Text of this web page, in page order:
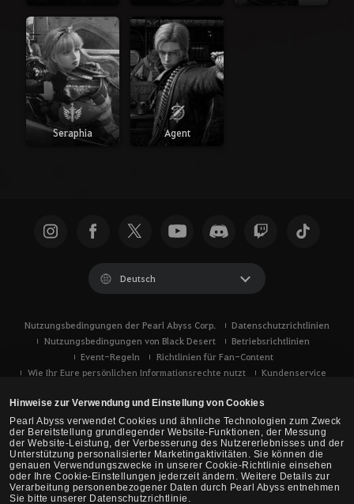
Hinweise zur Verwendung und Einstellung von Cookies
Pearl Abyss verwendet Cookies und ähnliche Technologien zum Zweck
der Bereitstellung grundlegender Website-Funktionen, der Messung
der Website-Leistung, der Verbesserung des Nutzererlebnisses und der
Unterstützung personalisierter Marketingaktivitäten. Sie können die
genauen Verwendungszwecke in unserer Cookie-Richtlinie einsehen
oder Ihre Cookie-Einstellungen jederzeit ändern. Weitere Details zur
Verarbeitung personenbezogener Daten durch Pearl Abyss entnehmen
Sie bitte unserer Datenschutzrichtlinie.
Seraphia Agent
Deutsch
Nutzungsbedingungen der Pearl Abyss Corp.
Datenschutzrichtlinien
Nutzungsbedingungen von Black Desert
Betriebsrichtlinien
Event-Regeln
Richtlinien für Fan-Content
Wie Ihr Eure persönlichen Informationsrechte nutzt
Kundenservice